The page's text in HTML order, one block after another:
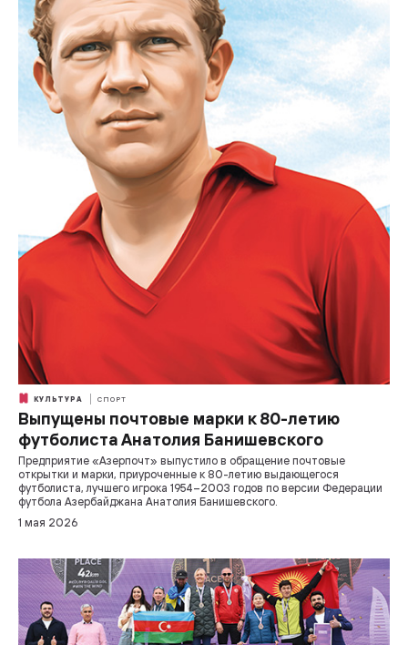
КУЛЬТУРА СПОРТ
Выпущены почтовые марки к 80-летию
футболиста Анатолия Банишевского
Предприятие «Азерпочт» выпустило в обращение почтовые
открытки и марки, приуроченные к 80-летию выдающегося
футболиста, лучшего игрока 1954–2003 годов по версии Федерации
футбола Азербайджана Анатолия Банишевского.
1 мая 2026